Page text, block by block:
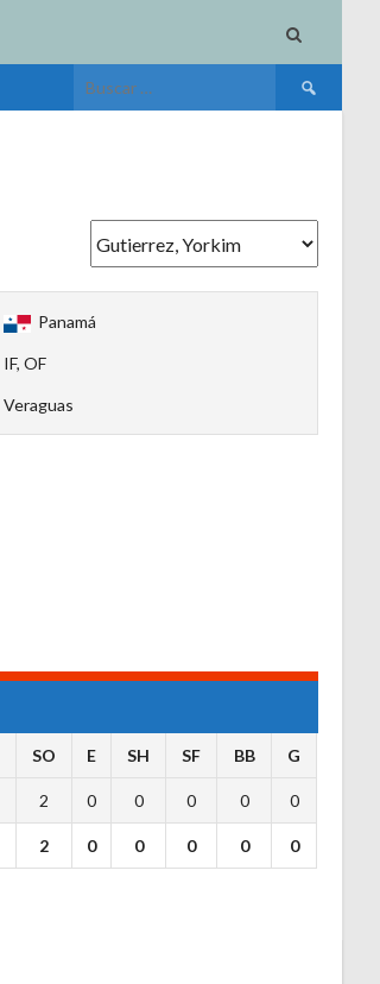
Buscar:
Panamá
IF, OF
Veraguas
SO E SH SF BB G
2 0 0 0 0 0
2 0 0 0 0 0